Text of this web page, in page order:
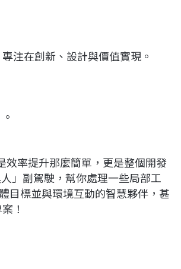
注在創新、設計與價值實現。
效率提升那麼簡單，更是整個開發
」副駕駛，幫你處理一些局部工
目標並與環境互動的智慧夥伴，甚
！